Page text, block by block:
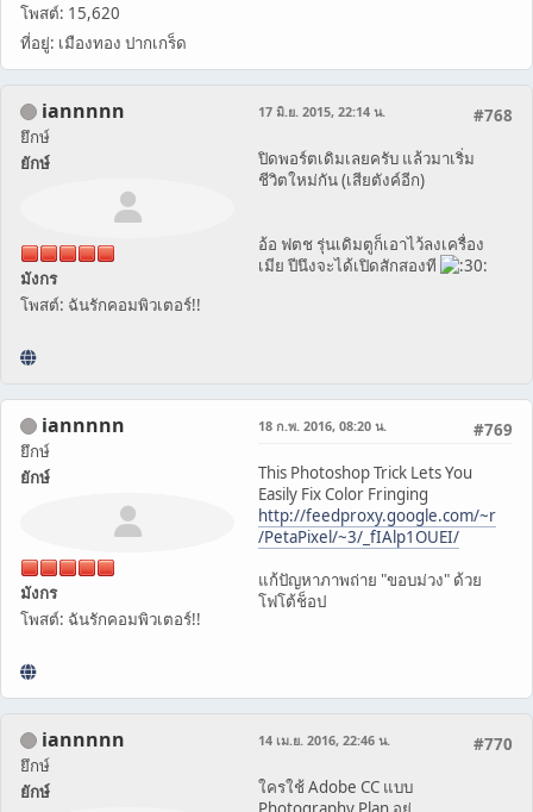
โพสต์: 15,620
ที่อยู่: เมืองทอง ปากเกร็ด
iannnnn
ยึกษ์
ยักษ์
มังกร
โพสต์: ฉันรักคอมพิวเตอร์!!
#768
17 มิ.ย. 2015, 22:14 น.
ปิดพอร์ตเดิมเลยครับ แล้วมาเริ่ม
ชีวิตใหม่กัน (เสียตังค์อีก)
อ้อ ฟตช รุ่นเดิมตูก็เอาไว้ลงเครื่อง
เมีย ปีนึงจะได้เปิดสักสองที
iannnnn
ยึกษ์
ยักษ์
มังกร
โพสต์: ฉันรักคอมพิวเตอร์!!
#769
18 ก.พ. 2016, 08:20 น.
This Photoshop Trick Lets You
Easily Fix Color Fringing
http://feedproxy.google.com/~r
/PetaPixel/~3/_fIAlp1OUEI/
แก้ปัญหาภาพถ่าย "ขอบม่วง" ด้วย
โฟโต้ช็อป
iannnnn
ยึกษ์
ยักษ์
#770
14 เม.ย. 2016, 22:46 น.
ใครใช้ Adobe CC แบบ